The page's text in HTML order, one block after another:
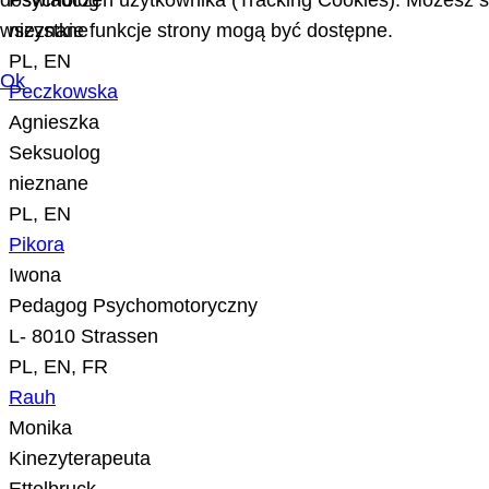
nieznane
PL, EN
Peczkowska
Agnieszka
Seksuolog
nieznane
PL, EN
Pikora
Iwona
Pedagog Psychomotoryczny
L- 8010 Strassen
PL, EN, FR
Rauh
Monika
Kinezyterapeuta
wszystkie funkcje strony mogą być dostępne.
Ok